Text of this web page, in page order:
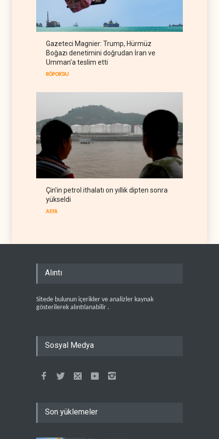
Pakistan ortak savunma
petrol ithalatını 40 yıl sonra
ilk kez durdurdu
BATI YARIM KÜRE
Gazeteci Magnier: Trump, Hürmüz
Boğazı denetimini doğrudan İran ve
Umman'a teslim etti
RÖPORTAJ
Çin'in petrol ithalatı on yıllık dipten sonra
yükseldi
ASYA
Alıntı
Sitede bulunun içerikler ve analizler kaynak
gösterilerek alıntılanabilir .
Sosyal Medya
Son yüklemeler